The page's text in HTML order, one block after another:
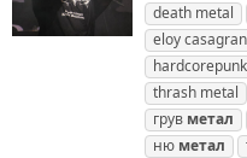
death metal
eloy
hardcorepunk
thrash metal
грув метал
ню метал